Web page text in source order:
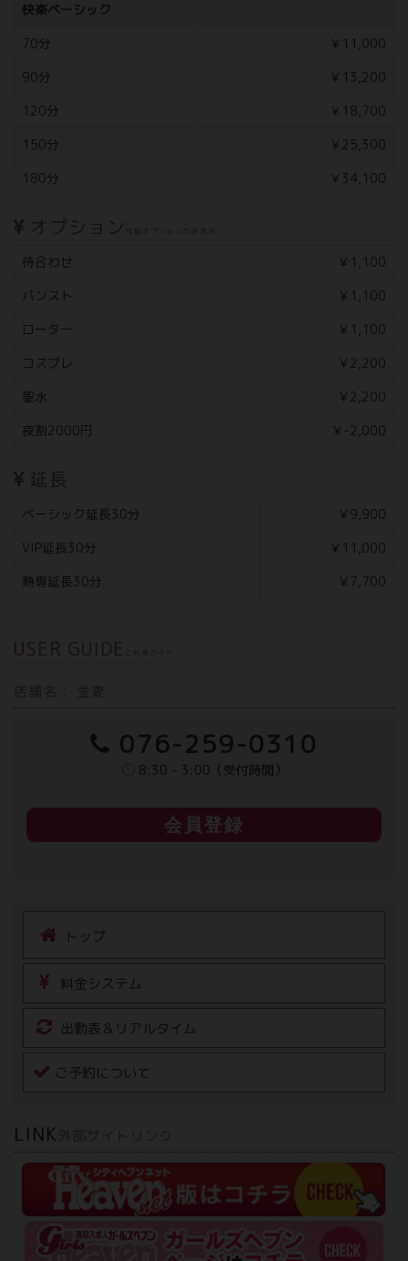
快楽ベーシック
70分
￥11,000
90分
￥13,200
120分
￥18,700
150分
￥25,300
180分
￥34,100
オプション
待合わせ
￥1,100
パンスト
￥1,100
ローター
￥1,100
コスプレ
￥2,200
聖水
￥2,200
夜割2000円
￥-2,000
延長
ベーシック延長30分
￥9,900
VIP延長30分
￥11,000
熟専延長30分
￥7,700
USER GUIDE
076-259-0310
8:30 - 3:00（受付時間）
会員登録
トップ
料金システム
出勤表＆リアルタイム
ご予約について
LINK